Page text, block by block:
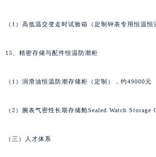
（1）高低温交变走时试验箱（定制钟表专用恒温
15、精密存储与配件恒温防潮柜
（1）润滑油恒温防潮存储柜（定制），约49000元
（2）腕表气密性长期存储舱Sealed Watch Storage
（三）人才体系